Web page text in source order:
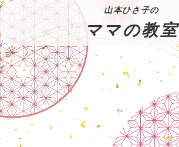
山本ひさ子の
ママの教室